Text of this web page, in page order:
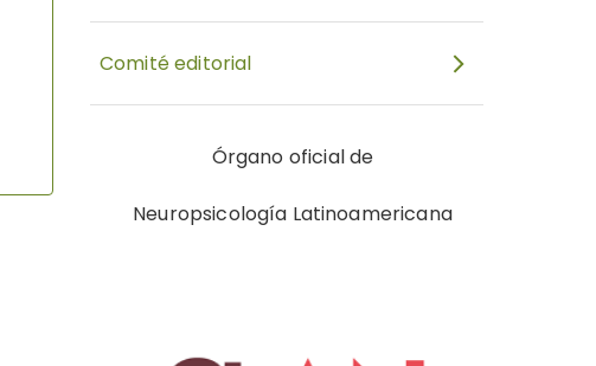
Comité editorial
Órgano oficial de
Neuropsicología Latinoamericana